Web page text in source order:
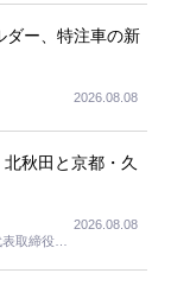
ダー、特注車の新
2026.08.08
秋田と京都・久
取締役社
2026.08.08